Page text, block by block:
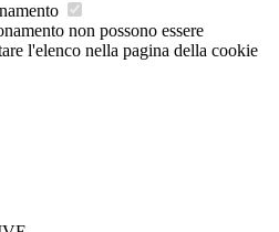
non possono essere
l'elenco nella pagina della cookie